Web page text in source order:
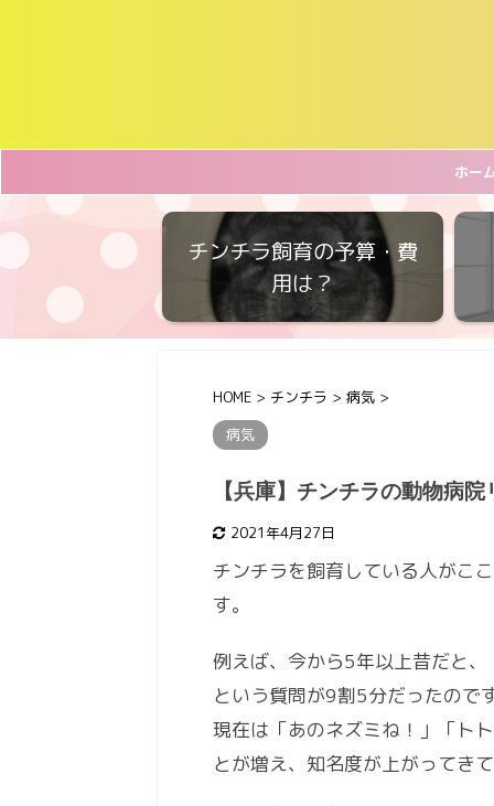
ホー
チンチラ飼育の予算・費
用は？
HOME > チンチラ > 病気 >
病気
【兵庫】チンチラの動物病
2021年4月27日
チンチラを飼育している人がこ
す。
例えば、今から5年以上昔だと
という質問が9割5分だったので
現在は「あのネズミね！」「ト
とが増え、知名度が上がってき